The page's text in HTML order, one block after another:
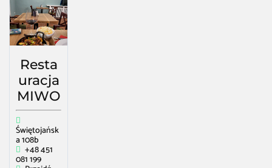
Resta
uracja
MIWO
Świętojańsk
a 108b
+48 451
081 199